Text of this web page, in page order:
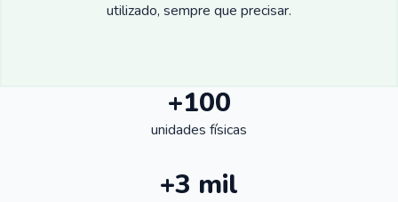
utilizado, sempre que precisar.
+100
unidades físicas
+3 mil